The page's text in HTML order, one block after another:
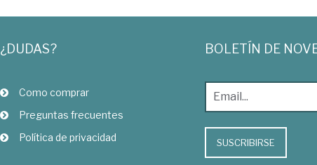
¿DUDAS?
Como comprar
Preguntas frecuentes
Política de privacidad
BOLETÍN DE
SUSCRIBIRSE